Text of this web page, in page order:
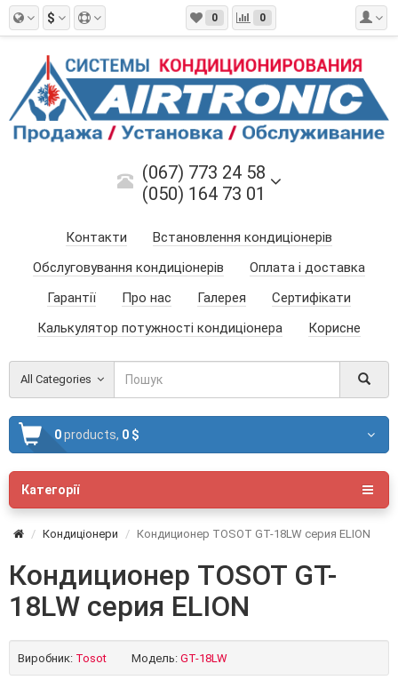
$ 0 0
(067) 773 24 58
(050) 164 73 01
Контакти
Встановлення кондиціонерів
Обслуговування кондиціонерів
Оплата і доставка
Гарантії
Про нас Галерея
Сертифікати
Калькулятор потужності кондиціонера
Корисне
All Categories
0products, 0 $
Категорії
Кондиціонери Кондиционер TOSOT GT-18LW серия ELION
Кондиционер TOSOT GT-
18LW серия ELION
Виробник: Tosot Модель: GT-18LW